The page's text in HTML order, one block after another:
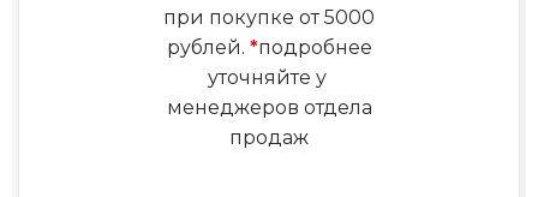
при покупке от 5000
рублей. *подробнее
уточняйте у
менеджеров отдела
продаж